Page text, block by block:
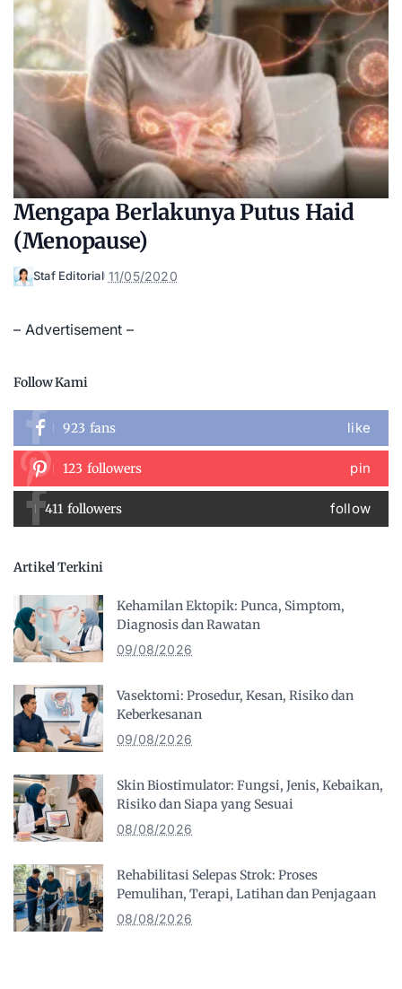
Mengapa Berlakunya Putus Haid
(Menopause)
Posted
Staf Editorial 11/05/2020
– Advertisement –
Follow Kami
923 fans like
123 followers pin
411 followers follow
Artikel Terkini
Kehamilan Ektopik: Punca, Simptom,
Diagnosis dan Rawatan
09/08/2026
Vasektomi: Prosedur, Kesan, Risiko dan
Keberkesanan
09/08/2026
Skin Biostimulator: Fungsi, Jenis, Kebaikan,
Risiko dan Siapa yang Sesuai
08/08/2026
Rehabilitasi Selepas Strok: Proses
Pemulihan, Terapi, Latihan dan Penjagaan
08/08/2026